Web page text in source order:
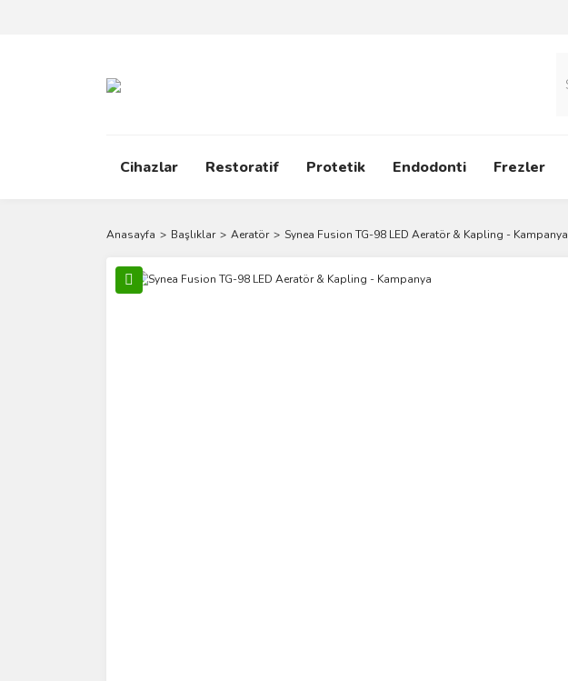
Cihazlar Restoratif Protetik Endodonti Frezler
Anasayfa Başlıklar Aeratör Synea Fusion TG-98 LED Aeratör & Kapling - Kampanya